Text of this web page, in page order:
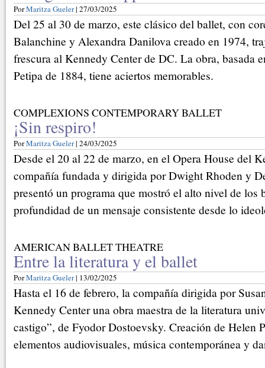
PorMaritza Gueler| 27/03/2025
Del 25 al 30 de marzo, este clásico del ballet, con
Balanchine y Alexandra Danilova creado en 1974,
frescura al Kennedy Center de DC. La obra, basada
Petipa de 1884, tiene aciertos memorables.
COMPLEXIONS CONTEMPORARY BALLET
¡Sin respiro!
PorMaritza Gueler| 24/03/2025
Desde el 20 al 22 de marzo, en el Opera House del
compañía fundada y dirigida por Dwight Rhoden y
presentó un programa que mostró el alto nivel de los
profundidad de un mensaje consistente desde lo
AMERICAN BALLET THEATRE
Entre la literatura y el ballet
PorMaritza Gueler| 13/02/2025
Hasta el 16 de febrero, la compañía dirigida por
Kennedy Center una obra maestra de la literatura
castigo”, de Fyodor Dostoevsky. Creación de Helen
elementos audiovisuales, música contemporánea y